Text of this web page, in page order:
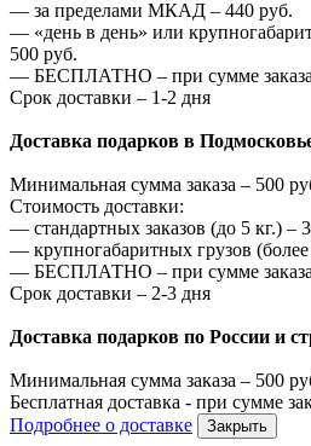
— за пределами МКАД – 440 руб.
— «день в день» или
500 руб.
— БЕСПЛАТНО – при сумме заказа
Срок доставки – 1-2 дня
Доставка подарков в
Минимальная сумма заказа – 500
Стоимость доставки:
— стандартных заказов (до 5 кг.) –
— крупногабаритных грузов (более
— БЕСПЛАТНО – при сумме заказа
Срок доставки – 2-3 дня
Доставка подарков по России и
Минимальная сумма заказа – 500
Бесплатная доставка - при сумме
Подробнее о доставке
Закрыть